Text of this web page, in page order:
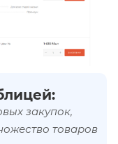
закупок,
товаров